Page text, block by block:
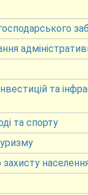
та
та спорту
захисту